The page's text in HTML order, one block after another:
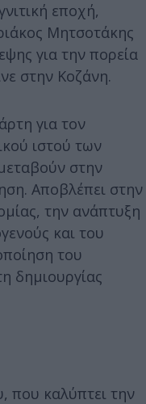
εποχή,
Μητσοτάκης
για την πορεία
στην Κοζάνη.
για τον
ιστού των
στην
Αποβλέπει στην
την ανάπτυξη
και του
του
δημιουργίας
που καλύπτει την